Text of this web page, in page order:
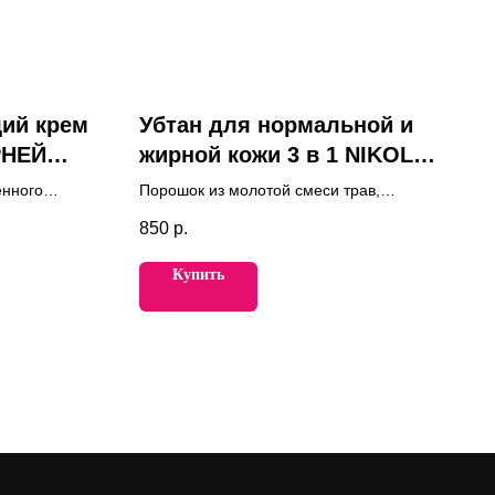
крем
Убтан для нормальной и
жирной кожи 3 в 1 NIKOL'S
PROFESSIONAL
Порошок из молотой смеси трав,
превращается в нежную пасту.
Бережное умывание, скраб и
питательная маска.
850 р.
Купить